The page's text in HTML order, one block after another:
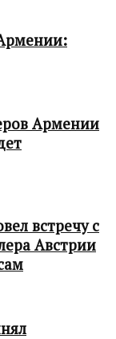
Армении
встречу с
Австрии